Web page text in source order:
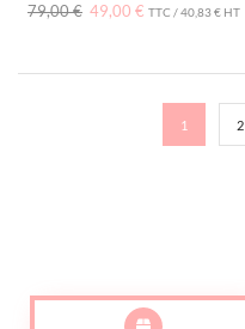
79,00€ 49,00 € TTC /40,83€ HT
1 2